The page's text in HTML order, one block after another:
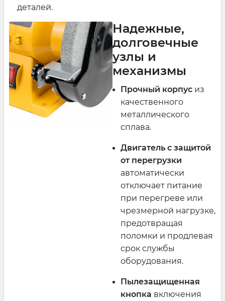
деталей.
Надежные,
долговечные
узлы и
механизмы
Прочный корпус из
качественного
металлического
сплава.
Двигатель с защитой
от перегрузки
автоматически
отключает питание
при перегреве или
чрезмерной нагрузке,
предотвращая
поломки и продлевая
срок службы
оборудования.
Пылезащищенная
кнопка включения